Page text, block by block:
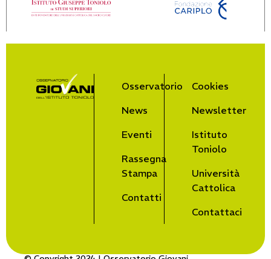
Osservatorio
News
Eventi
Rassegna
Stampa
Contatti
Cookies
Newsletter
Istituto
Toniolo
Università
Cattolica
Contattaci